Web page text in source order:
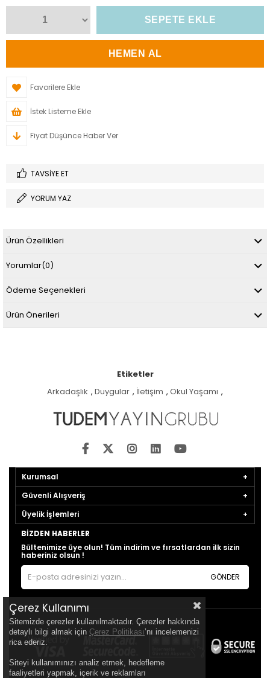
Favorilere Ekle
İstek Listeme Ekle
Fiyat Düşünce Haber Ver
TAVSIYE ET
YORUM YAZ
Ürün Özellikleri
Yorumlar(0)
Ödeme Seçenekleri
Ürün Önerileri
Etiketler
Arkadaşlık , Duygular , İletişim , Okul Yaşamı ,
Kurumsal
Güvenli Alışveriş
Üyelik İşlemleri
BIZDEN HABERLER
Bültenimize üye olun! Tüm indirim ve fırsatlardan ilk sizin
haberiniz olsun !
GÖNDER
Çerez Kullanımı
Sitemizde çerezler kullanılmaktadır. Çerezler hakkında
detaylı bilgi almak için Çerez Politikası’nı incelemenizi
rica ederiz.
Siteyi kullanımınızı analiz etmek, hedefleme
faaliyetleri yapmak, içerik ve reklamları